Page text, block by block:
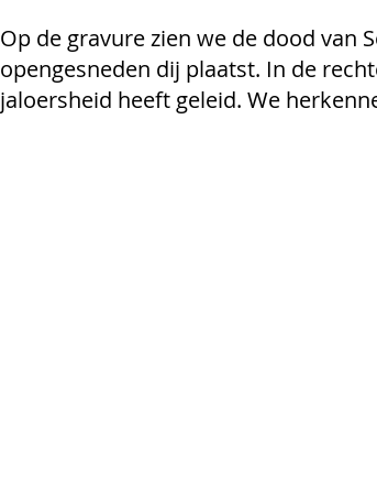
Op de gravure zien we de dood van
opengesneden dij plaatst. In de
jaloersheid heeft geleid. We